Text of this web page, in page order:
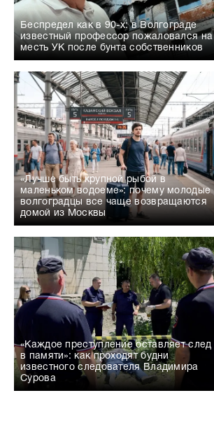
Беспредел как в 90-х: в Волгограде
известный профессор пожаловался на
месть УК после бунта собственников
«Лучше быть крупной рыбой в
маленьком водоеме»: почему молодые
волгоградцы все чаще возвращаются
домой из Москвы
«Каждое преступление оставляет след
в памяти»: как проходят будни
известного следователя Владимира
Сурова